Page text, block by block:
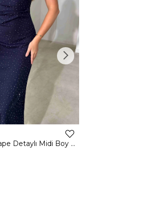
Vatkalı Taşlı Drape Detaylı Midi Boy Lacivert Jesep Kadın Elbise 26Y282